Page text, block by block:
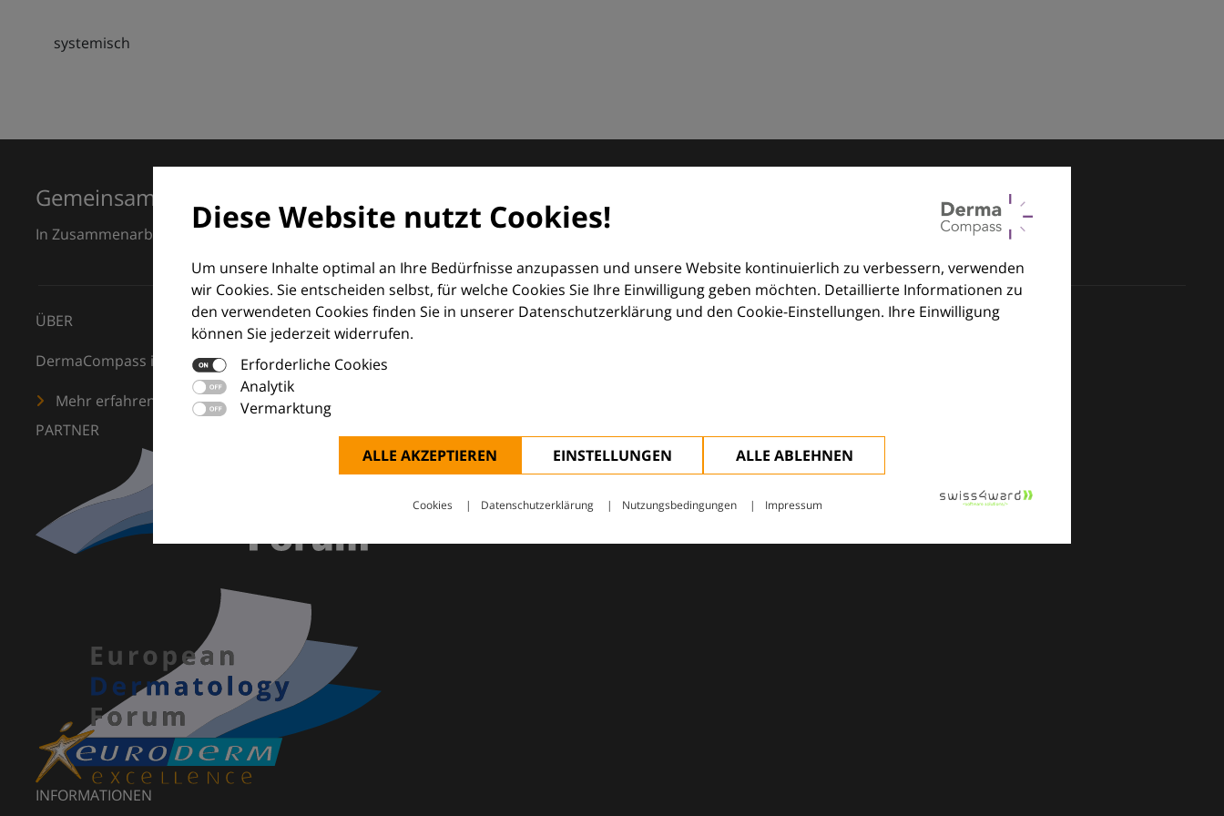
systemisch
Diese Website nutzt Cookies!
Um unsere Inhalte optimal an Ihre Bedürfnisse anzupassen und unsere Website kontinuierlich zu verbessern, verwenden
wir Cookies. Sie entscheiden selbst, für welche Cookies Sie Ihre Einwilligung geben möchten. Detaillierte Informationen zu
den verwendeten Cookies finden Sie in unserer Datenschutzerklärung und den Cookie-Einstellungen. Ihre Einwilligung
können Sie jederzeit widerrufen.
Erforderliche Cookies
Analytik
Vermarktung
ALLE AKZEPTIEREN EINSTELLUNGEN ALLE ABLEHNEN
Cookies Datenschutzerklärung Nutzungsbedingungen Impressum
Gemeinsam für Exzellenz in der Dermatologie
In Zusammenarbeit mit dem European Dermatology Forum (EDF) und Euroderm Excellence
ÜBER
DermaCompass ist Ihr digitaler Kompass für die Dermatologie – mit Wissen, Bildern und praktischen Tools für den klinischen Alltag.
Mehr erfahren
PARTNER
INFORMATIONEN